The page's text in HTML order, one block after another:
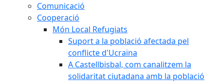
Comunicació
Cooperació
Món Local Refugiats
Suport a la població afectada pel
conflicte d'Ucraïna
A Castellbisbal, com canalitzem la
solidaritat ciutadana amb la població